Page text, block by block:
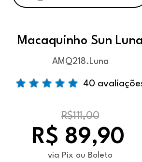
Macaquinho Sun
AMQ218.Luna
40
R$111,00
R$ 89,90
via Pix ou Boleto